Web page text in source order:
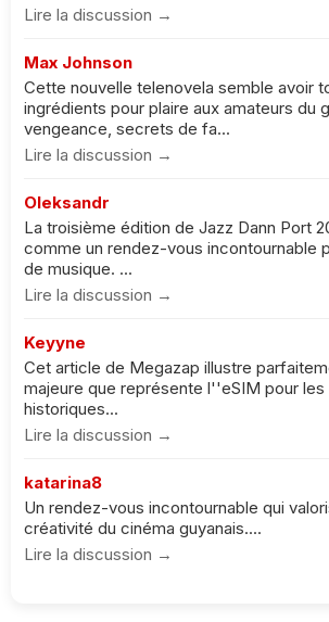
Lire la discussion →
Max Johnson
Cette nouvelle telenovela semble avoir
ingrédients pour plaire aux amateurs du
vengeance, secrets de fa...
Lire la discussion →
Oleksandr
La troisième édition de Jazz Dann Port
comme un rendez-vous incontournable
de musique. ...
Lire la discussion →
Keyyne
Cet article de Megazap illustre
majeure que représente l''eSIM pour les
historiques...
Lire la discussion →
katarina8
Un rendez-vous incontournable qui
créativité du cinéma guyanais....
Lire la discussion →